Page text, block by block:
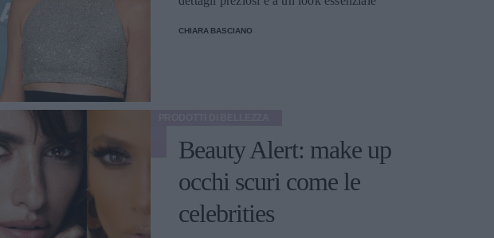
CHIARA BASCIANO
Beauty Alert: make up
occhi scuri come le
celebrities